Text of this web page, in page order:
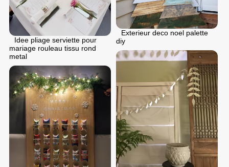
Idee pliage serviette pour
mariage rouleau tissu rond
metal
Exterieur deco noel palette
diy